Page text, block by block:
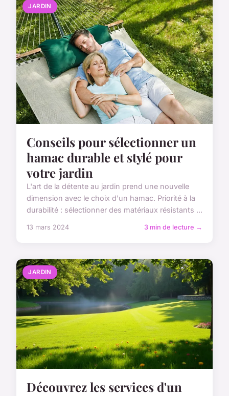
JARDIN
Conseils pour sélectionner un
hamac durable et stylé pour
votre jardin
L'art de la détente au jardin prend une nouvelle
dimension avec le choix d'un hamac. Priorité à la
durabilité : sélectionner des matériaux résistants ...
13 mars 2024 3 min de lecture →
JARDIN
Découvrez les services d'un